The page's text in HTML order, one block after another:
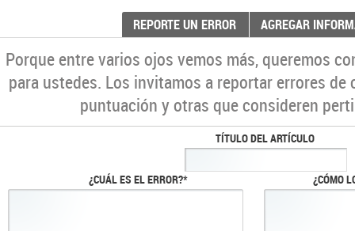
REPORTE UN ERROR AGREGAR
Porque entre varios ojos vemos más, queremos
para ustedes. Los invitamos a reportar errores
puntuación y otras que consideren
TÍTULO DEL ARTÍCULO
¿CUÁL ES EL ERROR?* ¿CÓMO